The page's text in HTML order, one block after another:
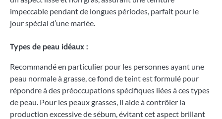
impeccable pendant de longues périodes, parfait pour le
jour spécial d’une mariée.
Types de peau idéaux :
Recommandé en particulier pour les personnes ayant une
peau normale à grasse, ce fond de teint est formulé pour
répondre à des préoccupations spécifiques liées à ces types
de peau. Pour les peaux grasses, il aide à contrôler la
production excessive de sébum, évitant cet aspect brillant